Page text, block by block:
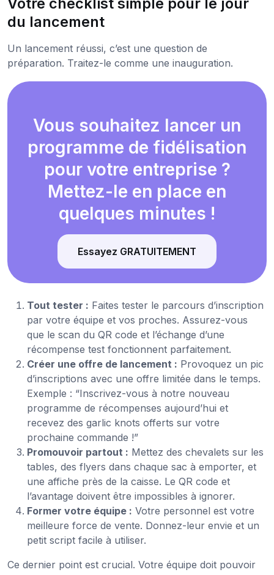
du lancement
Un lancement réussi, c’est une question de
préparation. Traitez-le comme une inauguration.
Vous souhaitez lancer un
programme de fidélisation
pour votre entreprise ?
Mettez-le en place en
quelques minutes !
Essayez GRATUITEMENT
Tout tester : Faites tester le parcours d’inscription
par votre équipe et vos proches. Assurez-vous
que le scan du QR code et l’échange d’une
récompense test fonctionnent parfaitement.
Créer une offre de lancement : Provoquez un pic
d’inscriptions avec une offre limitée dans le temps.
Exemple : “Inscrivez-vous à notre nouveau
programme de récompenses aujourd’hui et
recevez des garlic knots offerts sur votre
prochaine commande !”
Promouvoir partout : Mettez des chevalets sur les
tables, des flyers dans chaque sac à emporter, et
une affiche près de la caisse. Le QR code et
l’avantage doivent être impossibles à ignorer.
Former votre équipe : Votre personnel est votre
meilleure force de vente. Donnez-leur envie et un
petit script facile à utiliser.
Ce dernier point est crucial. Votre équipe doit pouvoir